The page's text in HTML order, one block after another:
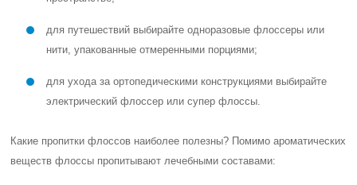
для путешествий выбирайте одноразовые флоссеры или
нити, упакованные отмеренными порциями;
для ухода за ортопедическими конструкциями выбирайте
электрический флоссер или супер флоссы.
Какие пропитки флоссов наиболее полезны? Помимо ароматических
веществ флоссы пропитывают лечебными составами: